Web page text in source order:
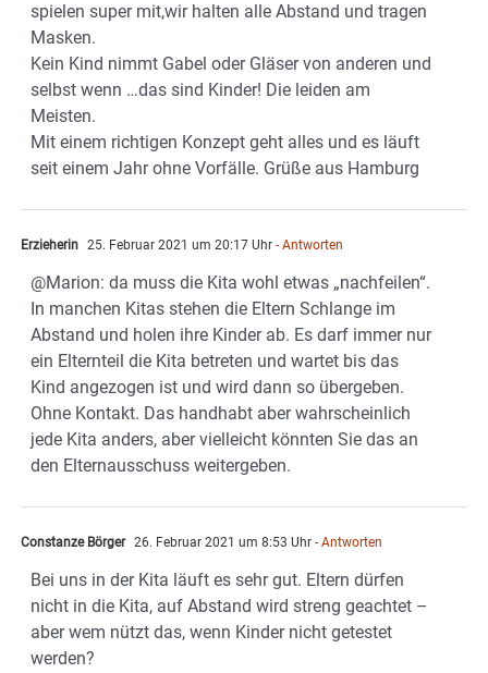
spielen super mit,wir halten alle Abstand und tragen
Masken.
Kein Kind nimmt Gabel oder Gläser von anderen und
selbst wenn …das sind Kinder! Die leiden am
Meisten.
Mit einem richtigen Konzept geht alles und es läuft
seit einem Jahr ohne Vorfälle. Grüße aus Hamburg
Erzieherin 25. Februar 2021 um 20:17 Uhr - Antworten
@Marion: da muss die Kita wohl etwas „nachfeilen“.
In manchen Kitas stehen die Eltern Schlange im
Abstand und holen ihre Kinder ab. Es darf immer nur
ein Elternteil die Kita betreten und wartet bis das
Kind angezogen ist und wird dann so übergeben.
Ohne Kontakt. Das handhabt aber wahrscheinlich
jede Kita anders, aber vielleicht könnten Sie das an
den Elternausschuss weitergeben.
Constanze Börger 26. Februar 2021 um 8:53 Uhr - Antworten
Bei uns in der Kita läuft es sehr gut. Eltern dürfen
nicht in die Kita, auf Abstand wird streng geachtet –
aber wem nützt das, wenn Kinder nicht getestet
werden?